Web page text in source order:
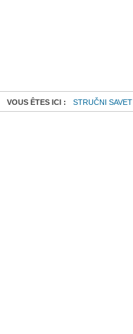
VOUS ÊTES ICI : STRUČNI SAVET